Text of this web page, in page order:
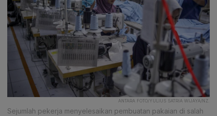
ANTARA FOTO/YULIUS SATRIA WIJAYA/NZ.
Sejumlah pekerja menyelesaikan pembuatan pakaian di salah